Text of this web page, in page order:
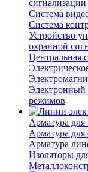
сигнализации
Система
Система
Устройство
охранной
Центральная
Электронный
режимов
Арматура
Арматура
Арматура
Изоляторы